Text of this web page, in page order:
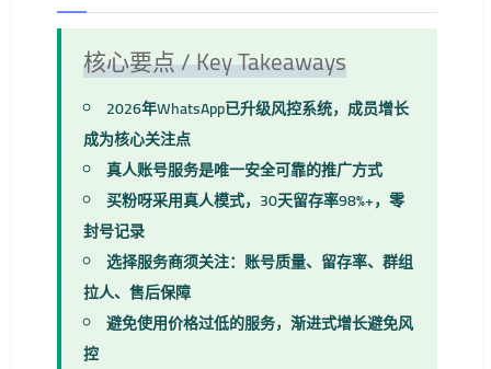
核心要点 / Key Takeaways
2026年WhatsApp已升级风控系统，成员增长
成为核心关注点
真人账号服务是唯一安全可靠的推广方式
买粉呀采用真人模式，30天留存率98%+，零
封号记录
选择服务商须关注：账号质量、留存率、群组
拉人、售后保障
避免使用价格过低的服务，渐进式增长避免风
控